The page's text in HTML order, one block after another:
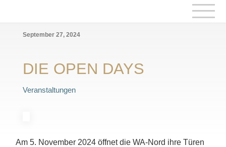
September 27, 2024
DIE OPEN DAYS
Veranstaltungen
Am 5. Novem­ber 2024 öffnet die WA-Nord ihre Türen